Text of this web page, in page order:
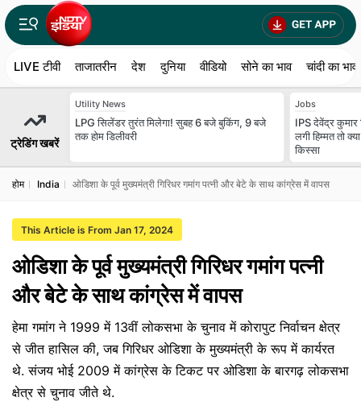
LIVE टीवी ताजातरीन देश दुनिया वीडियो सोने का भाव चांदी का भाव
ट्रेडिंग खबरें
Utility News
LPG सिलेंडर तुरंत मिलेगा! सुबह 6 बजे बुकिंग, 9 बजे
तक होम डिलीवरी
Jobs
IPS देवेंद्र कुमार
लगी हिम्मत तो
किस्सा
होम India ओडिशा के पूर्व मुख्यमंत्री गिरिधर गमांग पत्नी और बेटे के साथ कांग्रेस में वापस
This Article is From Jan 17, 2024
ओडिशा के पूर्व मुख्यमंत्री गिरिधर गमांग पत्नी
और बेटे के साथ कांग्रेस में वापस
हेमा गमांग ने 1999 में 13वीं लोकसभा के चुनाव में कोरापुट निर्वाचन क्षेत्र
से जीत हासिल की, जब गिरिधर ओडिशा के मुख्यमंत्री के रूप में कार्यरत
थे. संजय भोई 2009 में कांग्रेस के टिकट पर ओडिशा के बारगढ़ लोकसभा
क्षेत्र से चुनाव जीते थे.